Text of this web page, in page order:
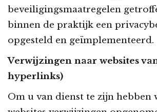
beveiligingsmaatregelen
binnen de praktijk een
opgesteld en geïmplementeerd.
Verwijzingen naar websites
hyperlinks)
Om u van dienst te zijn hebben